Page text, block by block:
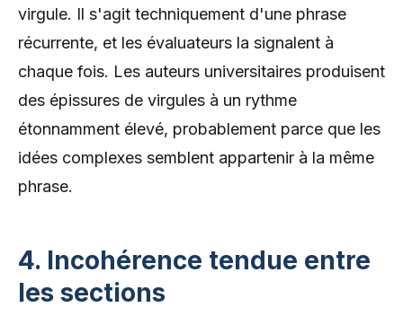
virgule. Il s'agit techniquement d'une phrase
récurrente, et les évaluateurs la signalent à
chaque fois. Les auteurs universitaires produisent
des épissures de virgules à un rythme
étonnamment élevé, probablement parce que les
idées complexes semblent appartenir à la même
phrase.
4. Incohérence tendue entre
les sections